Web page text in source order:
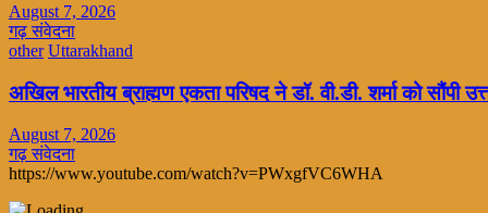
August 7, 2026
गढ़ संवेदना
other Uttarakhand
अखिल भारतीय ब्राह्मण एकता परिषद ने डॉ. वी.डी. शर्मा को सौंपी
August 7, 2026
गढ़ संवेदना
https://www.youtube.com/watch?v=PWxgfVC6WHA